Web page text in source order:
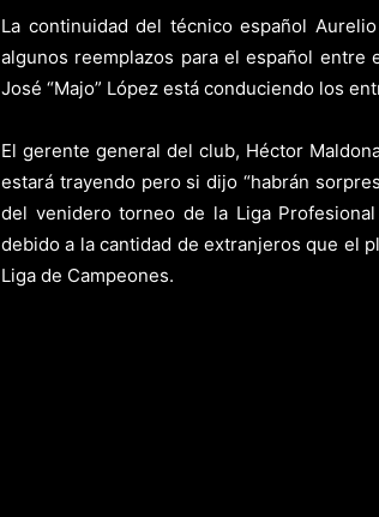
La continuidad del técnico español
algunos reemplazos para el español entre
José “Majo” López está conduciendo los
El gerente general del club, Héctor
estará trayendo pero si dijo “habrán
del venidero torneo de la Liga
debido a la cantidad de extranjeros que el
Liga de Campeones.